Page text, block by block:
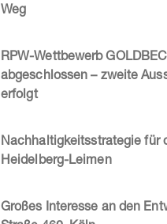
Weg
RPW-Wettbewerb
abgeschlossen – zweite
erfolgt
Nachhaltigkeitsstrategie für
Heidelberg-Leimen
Großes Interesse an den